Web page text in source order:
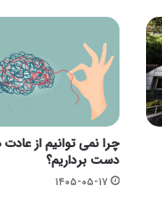
چرا نمی توانیم از
دست برداریم؟
۱۴۰۵-۰۵-۱۷